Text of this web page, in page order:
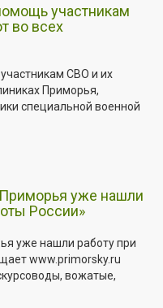
участникам
во всех
СВО и их
Приморья,
специальной военной
уже нашли
России»
уже нашли работу при
www.primorsky.ru
вожатые,